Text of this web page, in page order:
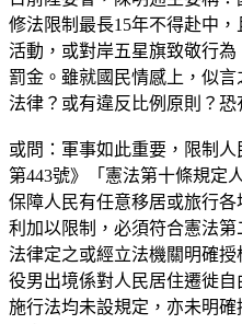
修法限制最長15年不得赴中
活動，或對岸五星旗致敬行
罰金。雖就國民情感上，似
法律？或有違反比例原則？恐
或問：軍事如此重要，限制
第443號》「憲法第十條規定
保障人民有任意移居或旅行
利加以限制，必須符合憲法
法律定之或經立法機關明確
役男出境係對人民居住遷徙
施行法均未設規定，亦未明